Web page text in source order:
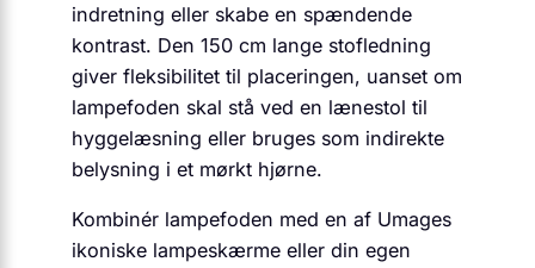
indretning eller skabe en spændende
kontrast. Den 150 cm lange stofledning
giver fleksibilitet til placeringen, uanset om
lampefoden skal stå ved en lænestol til
hyggelæsning eller bruges som indirekte
belysning i et mørkt hjørne.
Kombinér lampefoden med en af Umages
ikoniske lampeskærme eller din egen